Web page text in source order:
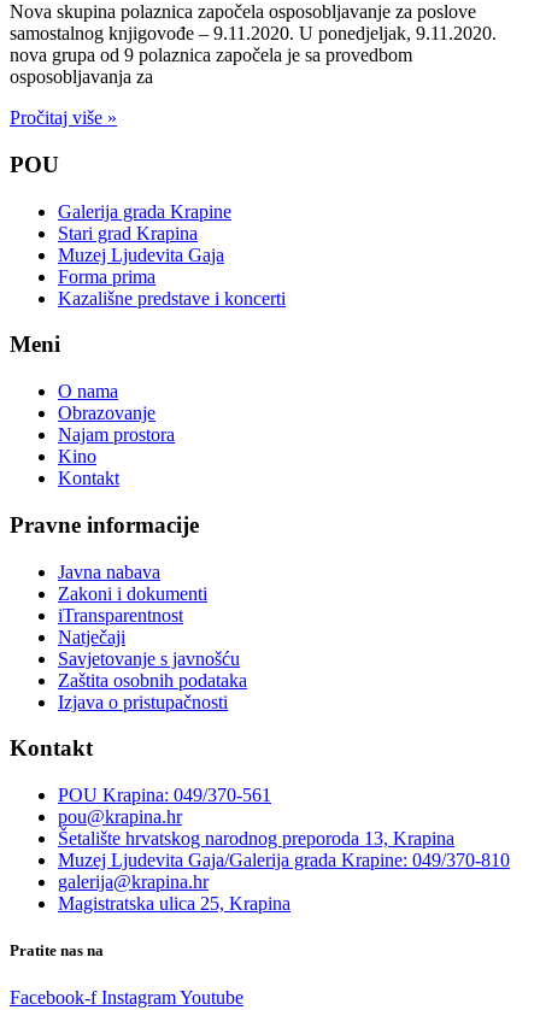
Nova skupina polaznica započela osposobljavanje za poslove
samostalnog knjigovođe – 9.11.2020. U ponedjeljak, 9.11.2020.
nova grupa od 9 polaznica započela je sa provedbom
osposobljavanja za
Pročitaj više »
POU
Galerija grada Krapine
Stari grad Krapina
Muzej Ljudevita Gaja
Forma prima
Kazališne predstave i koncerti
Meni
O nama
Obrazovanje
Najam prostora
Kino
Kontakt
Pravne informacije
Javna nabava
Zakoni i dokumenti
iTransparentnost
Natječaji
Savjetovanje s javnošću
Zaštita osobnih podataka
Izjava o pristupačnosti
Kontakt
POU Krapina: 049/370-561
pou@krapina.hr
Šetalište hrvatskog narodnog preporoda 13, Krapina
Muzej Ljudevita Gaja/Galerija grada Krapine: 049/370-810
galerija@krapina.hr
Magistratska ulica 25, Krapina
Pratite nas na
Facebook-f InstagramYoutube